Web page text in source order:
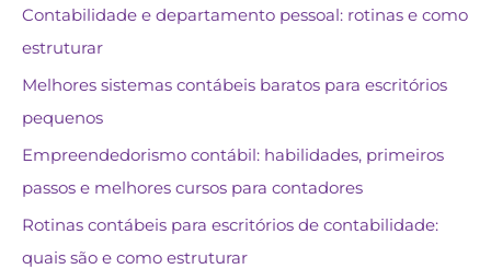
Contabilidade e departamento pessoal: rotinas e como
estruturar
Melhores sistemas contábeis baratos para escritórios
pequenos
Empreendedorismo contábil: habilidades, primeiros
passos e melhores cursos para contadores
Rotinas contábeis para escritórios de contabilidade:
quais são e como estruturar